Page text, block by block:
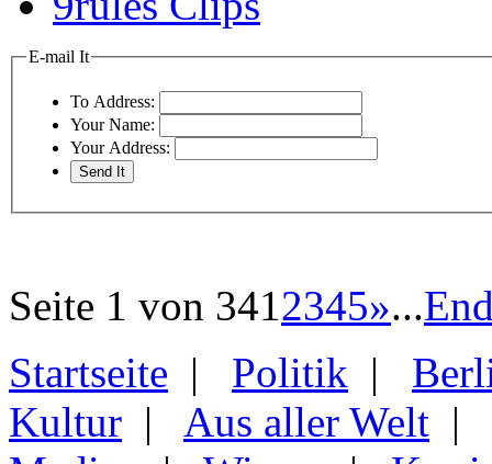
E-mail It
To Address:
Your Name:
Your Address:
Seite 1 von 341 2345»...
Startseite | Politik |
Kultur | Aus aller Welt |